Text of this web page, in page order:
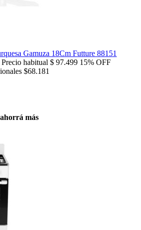
Gamuza 18Cm Futture 88151
Precio habitual $ 97.499 15% OFF
$68.181
más